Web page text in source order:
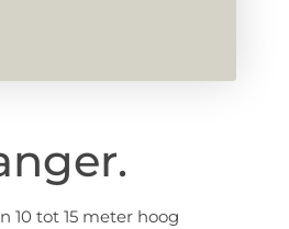
10 tot 15 meter hoog